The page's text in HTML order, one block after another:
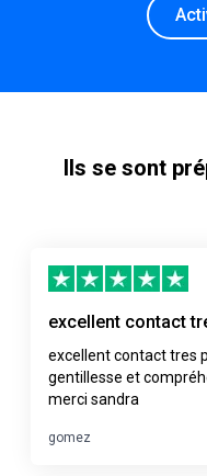
Ils se sont
excellent contact
excellent contact tres
gentillesse et
merci sandra
gomez